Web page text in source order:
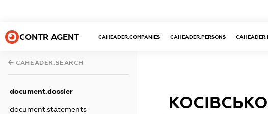
CONTR AGENT CAHEADER.COMPANIES CAHEADER.PERSONS
CAHEADER.SEARCH
document.dossier
document.statements